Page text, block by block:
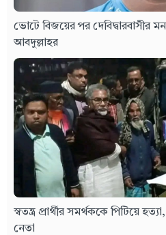
ভোটে বিজয়ের পর দেবিদ্বারবাসীর
আবদুল্লাহর
স্বতন্ত্র প্রার্থীর সমর্থককে পিটিয়ে
নেতা